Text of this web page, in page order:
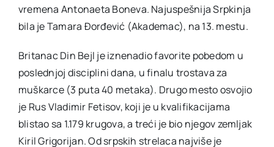
vremena Antonaeta Boneva. Najuspešnija Srpkinja
bila je Tamara Đorđević (Akademac), na 13. mestu.
Britanac Din Bejl je iznenadio favorite pobedom u
poslednjoj disciplini dana, u finalu trostava za
muškarce (3 puta 40 metaka). Drugo mesto osvojio
je Rus Vladimir Fetisov, koji je u kvalifikacijama
blistao sa 1.179 krugova, a treći je bio njegov zemljak
Kiril Grigorijan. Od srpskih strelaca najviše je